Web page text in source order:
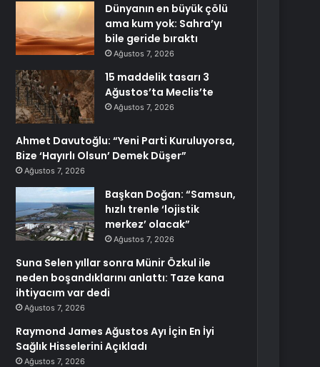
Dünyanın en büyük çölü
ama kum yok: Sahra’yı
bile geride bıraktı
Ağustos 7, 2026
15 maddelik tasarı 3
Ağustos’ta Meclis’te
Ağustos 7, 2026
Ahmet Davutoğlu: “Yeni Parti Kuruluyorsa,
Bize ‘Hayırlı Olsun’ Demek Düşer”
Ağustos 7, 2026
Başkan Doğan: “Samsun,
hızlı trenle ‘lojistik
merkez’ olacak”
Ağustos 7, 2026
Suna Selen yıllar sonra Münir Özkul ile
neden boşandıklarını anlattı: Taze kana
ihtiyacım var dedi
Ağustos 7, 2026
Raymond James Ağustos Ayı İçin En İyi
Sağlık Hisselerini Açıkladı
Ağustos 7, 2026